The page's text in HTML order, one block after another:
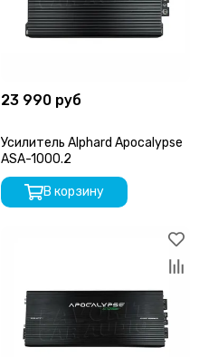
23 990 руб
Усилитель Alphard Apocalypse
ASA-1000.2
В корзину